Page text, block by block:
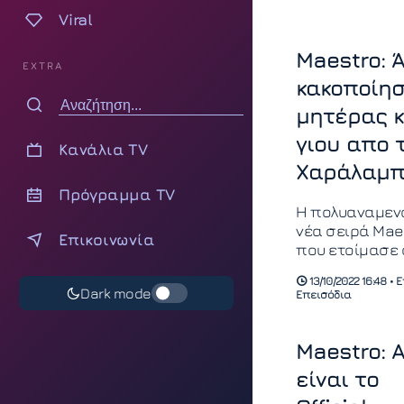
Viral
EXTRA
Κανάλια TV
Πρόγραμμα TV
Επικοινωνία
Dark mode
Maestro:
μητέρας
γιου απο
Η
νέα σειρά
που ετοίμασε
Παπακαλιάτης,
Mega
πρώτο
13/10/2022 16:48 •
Επεισόδια
Maestro:
είναι το